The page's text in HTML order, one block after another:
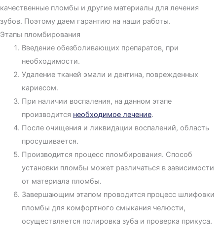
качественные пломбы и другие материалы для лечения
зубов. Поэтому даем гарантию на наши работы.
Этапы пломбирования
Введение обезболивающих препаратов, при
необходимости.
Удаление тканей эмали и дентина, поврежденных
кариесом.
При наличии воспаления, на данном этапе
производится необходимое лечение.
После очищения и ликвидации воспалений, область
просушивается.
Производится процесс пломбирования. Способ
установки пломбы может различаться в зависимости
от материала пломбы.
Завершающим этапом проводится процесс шлифовки
пломбы для комфортного смыкания челюсти,
осуществляется полировка зуба и проверка прикуса.